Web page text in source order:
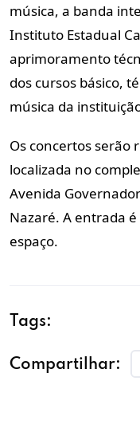
música, a banda
Instituto Estadual
aprimoramento
dos cursos básico,
música da
Os concertos serão
localizada no
Avenida
Nazaré. A entrada
espaço.
Tags:
Compartilhar: